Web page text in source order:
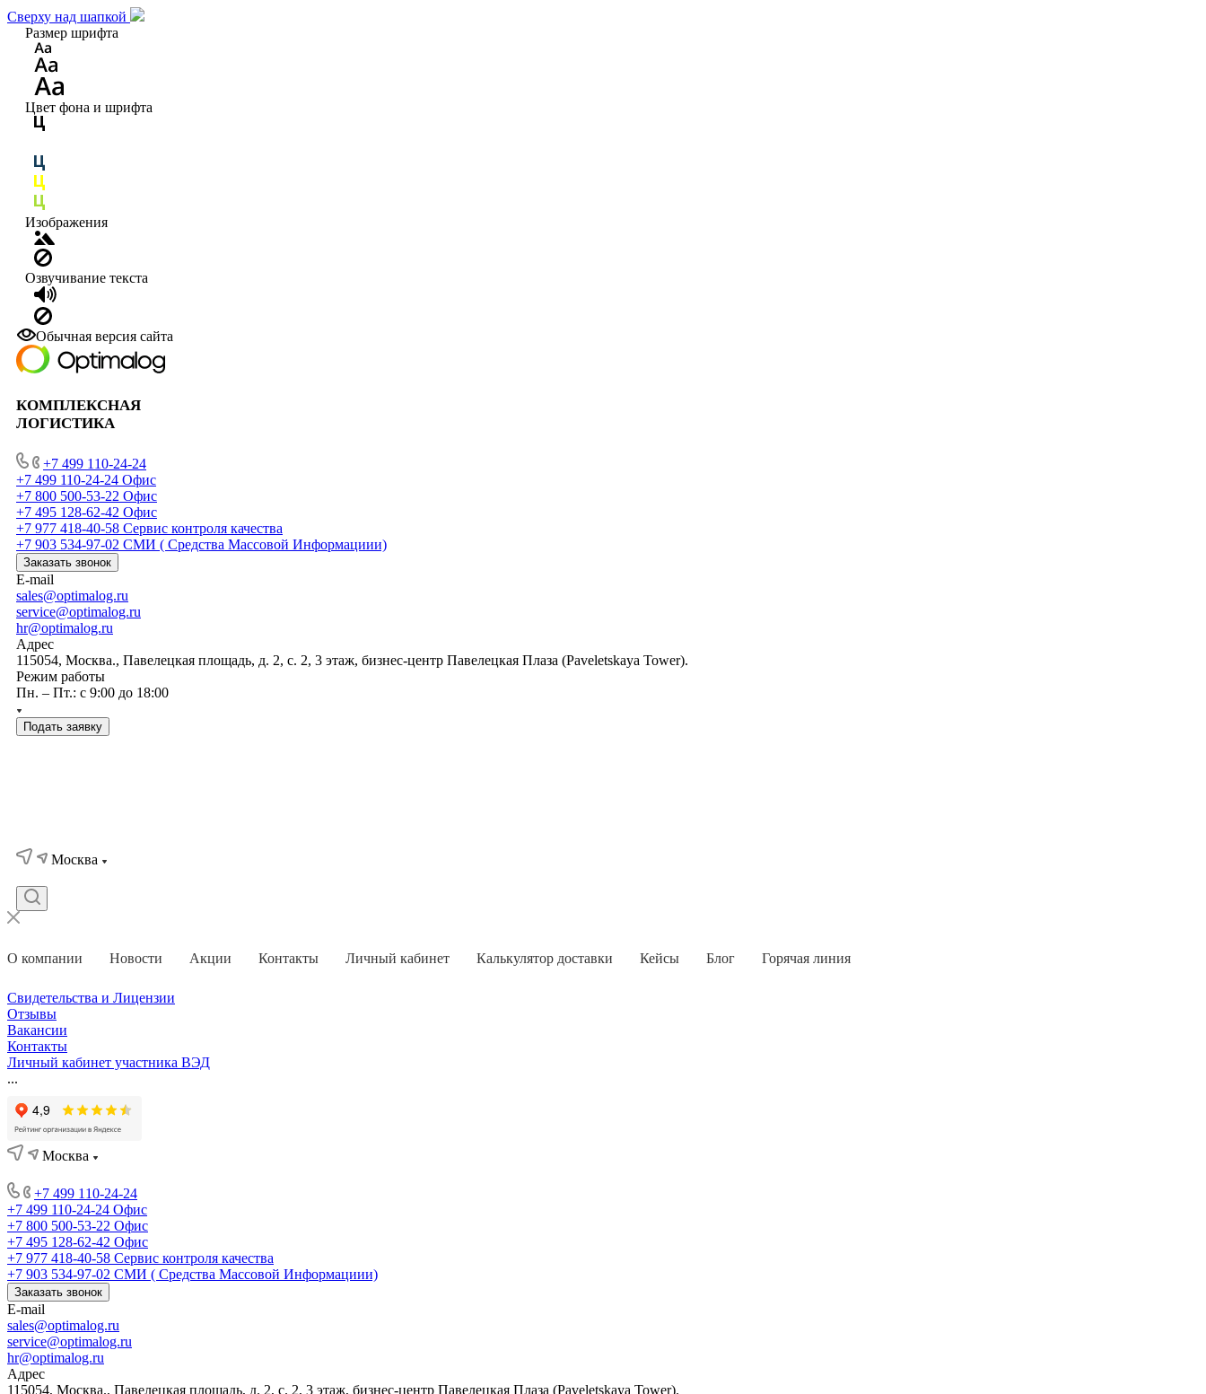
Сверху над шапкой
Размер шрифта
Цвет фона и шрифта
Изображения
Озвучивание текста
Обычная версия сайта
КОМПЛЕКСНАЯ
ЛОГИСТИКА
+7 499 110-24-24
+7 499 110-24-24 Офис
+7 800 500-53-22 Офис
+7 495 128-62-42 Офис
+7 977 418-40-58 Сервис контроля качества
+7 903 534-97-02 СМИ ( Средства Массовой Информациии)
Заказать звонок
E-mail
sales@optimalog.ru
service@optimalog.ru
hr@optimalog.ru
Адрес
115054, Москва., Павелецкая площадь, д. 2, с. 2, 3 этаж, бизнес-центр Павелецкая Плаза (Paveletskaya Tower).
Режим работы
Пн. – Пт.: с 9:00 до 18:00
Подать заявку
Москва
О компании Новости Акции Контакты Личный кабинет Калькулятор доставки Кейсы Блог Горячая линия
Свидетельства и Лицензии
Отзывы
Вакансии
Контакты
Личный кабинет участника ВЭД
...
Москва
+7 499 110-24-24
+7 499 110-24-24 Офис
+7 800 500-53-22 Офис
+7 495 128-62-42 Офис
+7 977 418-40-58 Сервис контроля качества
+7 903 534-97-02 СМИ ( Средства Массовой Информациии)
Заказать звонок
E-mail
sales@optimalog.ru
service@optimalog.ru
hr@optimalog.ru
Адрес
115054, Москва., Павелецкая площадь, д. 2, с. 2, 3 этаж, бизнес-центр Павелецкая Плаза (Paveletskaya Tower).